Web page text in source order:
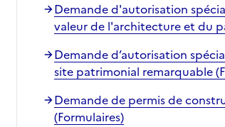
Demande d'autorisation
valeur de l'architecture et du
Demande d’autorisation
site patrimonial remarquable
Demande de permis de
(Formulaires)